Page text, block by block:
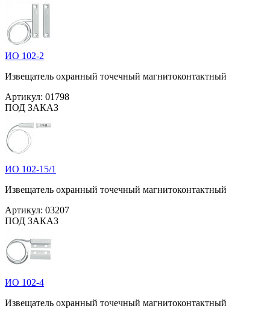
ИО 102-2
Извещатель охранный точечный магнитоконтактный
Артикул: 01798
ПОД ЗАКАЗ
ИО 102-15/1
Извещатель охранный точечный магнитоконтактный
Артикул: 03207
ПОД ЗАКАЗ
ИО 102-4
Извещатель охранный точечный магнитоконтактный